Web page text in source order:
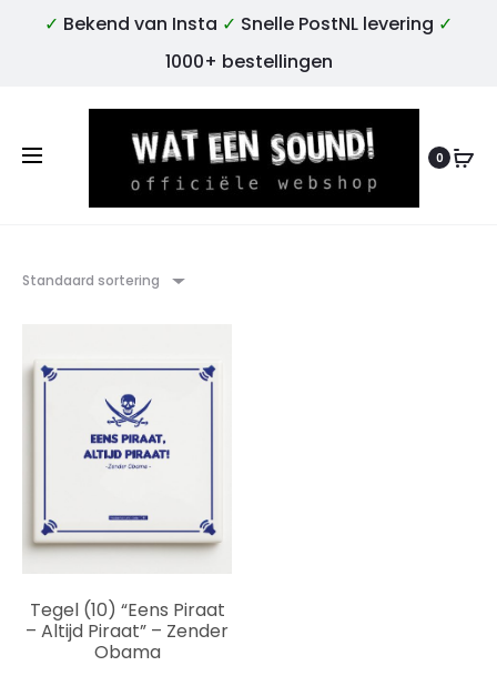
✓ Bekend van Insta ✓ Snelle PostNL levering ✓
1000+ bestellingen
0
Standaard sortering
Tegel (10) “Eens Piraat
– Altijd Piraat” – Zender
Obama